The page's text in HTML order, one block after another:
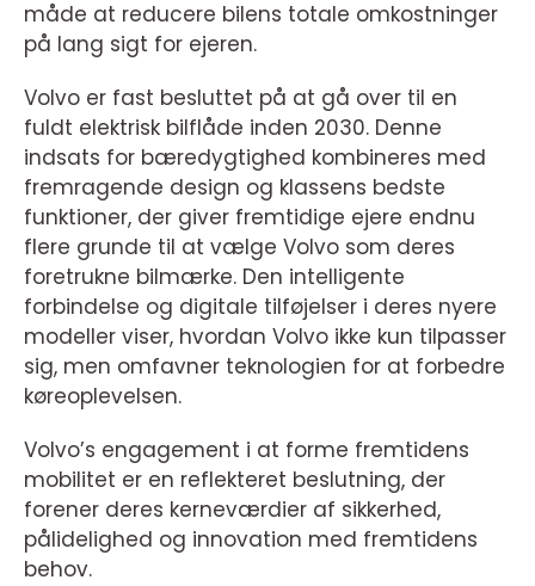
måde at reducere bilens totale omkostninger
på lang sigt for ejeren.
Volvo er fast besluttet på at gå over til en
fuldt elektrisk bilflåde inden 2030. Denne
indsats for bæredygtighed kombineres med
fremragende design og klassens bedste
funktioner, der giver fremtidige ejere endnu
flere grunde til at vælge Volvo som deres
foretrukne bilmærke. Den intelligente
forbindelse og digitale tilføjelser i deres nyere
modeller viser, hvordan Volvo ikke kun tilpasser
sig, men omfavner teknologien for at forbedre
køreoplevelsen.
Volvo’s engagement i at forme fremtidens
mobilitet er en reflekteret beslutning, der
forener deres kerneværdier af sikkerhed,
pålidelighed og innovation med fremtidens
behov.